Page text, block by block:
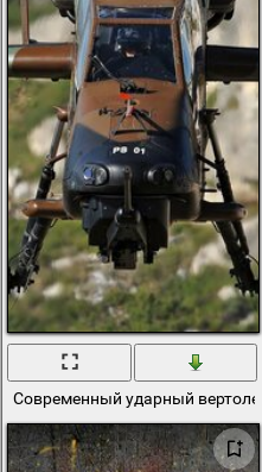
Современный ударный